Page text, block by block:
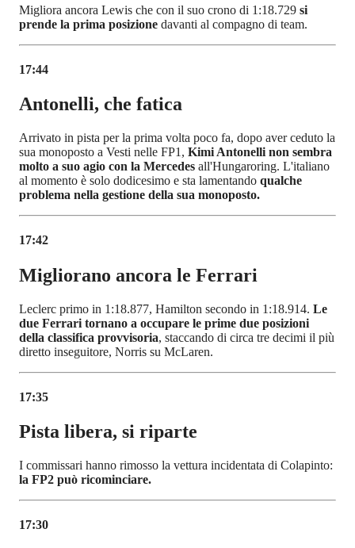
Migliora ancora Lewis che con il suo crono di 1:18.729 si
prende la prima posizione davanti al compagno di team.
17:44
Antonelli, che fatica
Arrivato in pista per la prima volta poco fa, dopo aver ceduto la
sua monoposto a Vesti nelle FP1, Kimi Antonelli non sembra
molto a suo agio con la Mercedes all'Hungaroring. L'italiano
al momento è solo dodicesimo e sta lamentando qualche
problema nella gestione della sua monoposto.
17:42
Migliorano ancora le Ferrari
Leclerc primo in 1:18.877, Hamilton secondo in 1:18.914. Le
due Ferrari tornano a occupare le prime due posizioni
della classifica provvisoria, staccando di circa tre decimi il più
diretto inseguitore, Norris su McLaren.
17:35
Pista libera, si riparte
I commissari hanno rimosso la vettura incidentata di Colapinto:
la FP2 può ricominciare.
17:30